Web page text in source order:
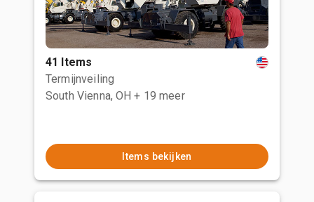
41 Items
Termijnveiling
South Vienna, OH + 19 meer
Items bekijken